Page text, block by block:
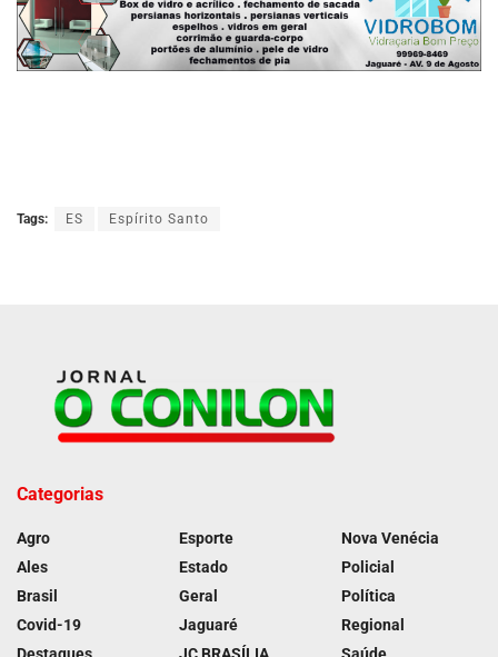
Tags: ES Espírito Santo
Categorias
Agro
Ales
Brasil
Covid-19
Destaques
Esporte
Estado
Geral
Jaguaré
JC BRASÍLIA
Nova Venécia
Policial
Política
Regional
Saúde